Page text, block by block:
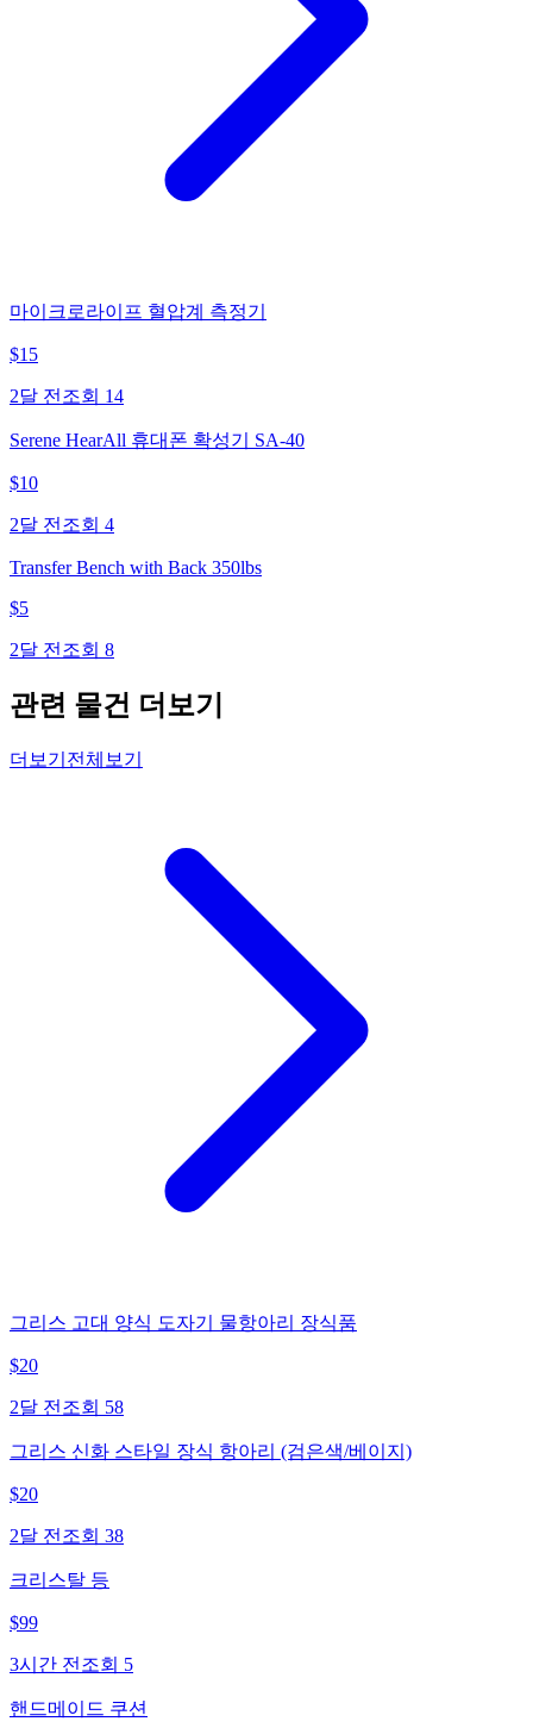
마이크로라이프 혈압계 측정기
$15
2달 전 조회 14
Serene HearAll 휴대폰 확성기 SA-40
$10
2달 전 조회 4
Transfer Bench with Back 350lbs
$5
2달 전 조회 8
관련 물건 더보기
더보기 전체보기
그리스 고대 양식 도자기 물항아리 장식품
$20
2달 전 조회 58
그리스 신화 스타일 장식 항아리 (검은색/베이지)
$20
2달 전 조회 38
크리스탈 등
$99
3시간 전 조회 5
핸드메이드 쿠션